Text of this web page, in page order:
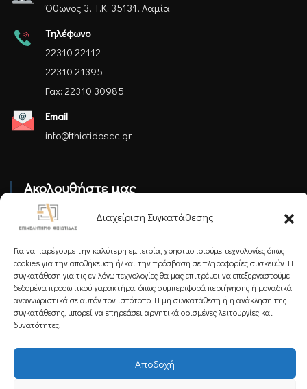
Διαχείριση Συγκατάθεσης
Για να παρέχουμε την καλύτερη εμπειρία, χρησιμοποιούμε τεχνολογίες όπως
cookies για την αποθήκευση ή/και την πρόσβαση σε πληροφορίες συσκευών. Η
συγκατάθεση για τις εν λόγω τεχνολογίες θα μας επιτρέψει να επεξεργαστούμε
δεδομένα προσωπικού χαρακτήρα, όπως συμπεριφορά περιήγησης ή μοναδικά
αναγνωριστικά σε αυτόν τον ιστότοπο. Η μη συγκατάθεση ή η ανάκληση της
συγκατάθεσης, μπορεί να επηρεάσει αρνητικά ορισμένες λειτουργίες και
δυνατότητες.
Αποδοχή
Όθωνος 3, Τ.Κ. 35131, Λαμία
Τηλέφωνο
22310 22112
22310 21395
Fax: 22310 30985
Email
info@fthiotidoscc.gr
Ακολουθήστε μας
Εγγραφείτε στο Newsletter μας